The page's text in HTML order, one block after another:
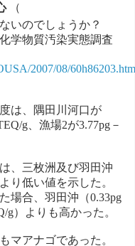
（
いのでしょうか？
学物質汚染実態調査
2007/08/60h86203.htm
は、隅田川河口が
g、漁場2が3.77pg－
、三枚洲及び羽田沖
り低い値を示した。
場合、羽田沖（0.33pg
g）よりも高かった。
マアナゴであった。